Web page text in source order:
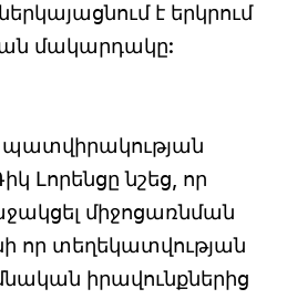
է երկրում
մակարդակը:
Լորենցը նշեց, որ
միջոցառնման
որ տեղեկատվության
իրավունքներից